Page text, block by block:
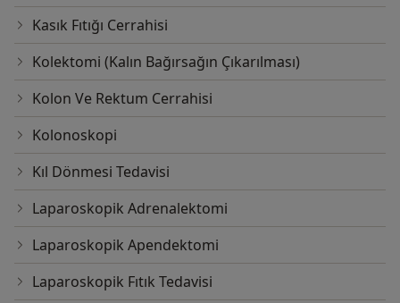
Kasık Fıtığı Cerrahisi
Kolektomi (Kalın Bağırsağın Çıkarılması)
Kolon Ve Rektum Cerrahisi
Kolonoskopi
Kıl Dönmesi Tedavisi
Laparoskopik Adrenalektomi
Laparoskopik Apendektomi
Laparoskopik Fıtık Tedavisi